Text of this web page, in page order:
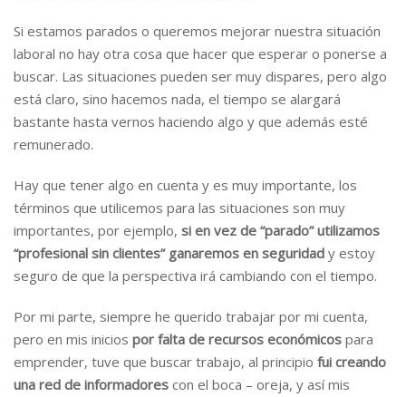
Si estamos parados o queremos mejorar nuestra situación
laboral no hay otra cosa que hacer que esperar o ponerse a
buscar. Las situaciones pueden ser muy dispares, pero algo
está claro, sino hacemos nada, el tiempo se alargará
bastante hasta vernos haciendo algo y que además esté
remunerado.
Hay que tener algo en cuenta y es muy importante, los
términos que utilicemos para las situaciones son muy
importantes, por ejemplo, si en vez de “parado” utilizamos
“profesional sin clientes” ganaremos en seguridad y estoy
seguro de que la perspectiva irá cambiando con el tiempo.
Por mi parte, siempre he querido trabajar por mi cuenta,
pero en mis inicios por falta de recursos económicos para
emprender, tuve que buscar trabajo, al principio fui creando
una red de informadores con el boca – oreja, y así mis